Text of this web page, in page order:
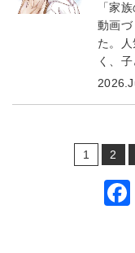
「家
動画づ
た。
く、
1 2